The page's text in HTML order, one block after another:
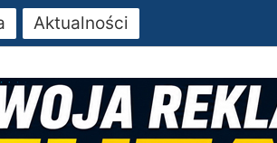
Aktualności